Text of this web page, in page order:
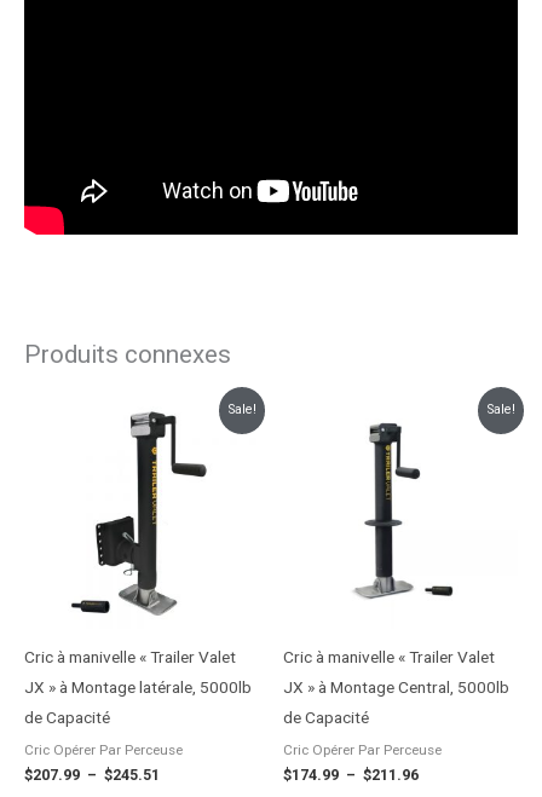
Produits connexes
Sale!
Cric à manivelle « Trailer Valet
JX » à Montage latérale, 5000lb
de Capacité
Cric Opérer Par Perceuse
$207.99 – $245.51
de
prix :
$207.99
Sale!
Cric à manivelle « Trailer Valet
JX » à Montage Central, 5000lb
de Capacité
Cric Opérer Par Perceuse
$174.99 – $211.96
à